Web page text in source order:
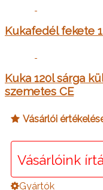
Kukafedél fekete
Kuka 120l sárga
szemetes CE
Vásárlói
Vásárlóink
Gyártók